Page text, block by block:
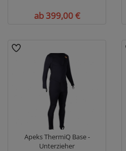
ab 399,00 €
Apeks ThermiQ Base -
Unterzieher